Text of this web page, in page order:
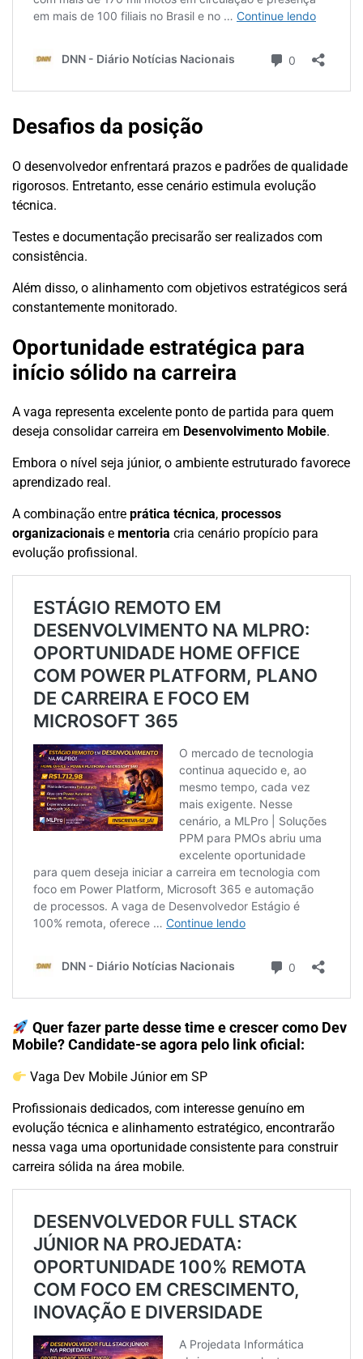
Desafios da posição
O desenvolvedor enfrentará prazos e padrões de qualidade
rigorosos. Entretanto, esse cenário estimula evolução
técnica.
Testes e documentação precisarão ser realizados com
consistência.
Além disso, o alinhamento com objetivos estratégicos será
constantemente monitorado.
Oportunidade estratégica para
início sólido na carreira
A vaga representa excelente ponto de partida para quem
deseja consolidar carreira em Desenvolvimento Mobile.
Embora o nível seja júnior, o ambiente estruturado favorece
aprendizado real.
A combinação entre prática técnica, processos
organizacionais e mentoria cria cenário propício para
evolução profissional.
Quer fazer parte desse time e crescer como Dev
Mobile? Candidate-se agora pelo link oficial:
Vaga Dev Mobile Júnior em SP
Profissionais dedicados, com interesse genuíno em
evolução técnica e alinhamento estratégico, encontrarão
nessa vaga uma oportunidade consistente para construir
carreira sólida na área mobile.